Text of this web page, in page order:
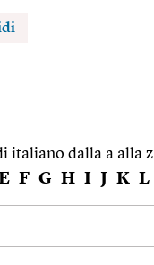
italiano dalla a alla z
F G H I J K L